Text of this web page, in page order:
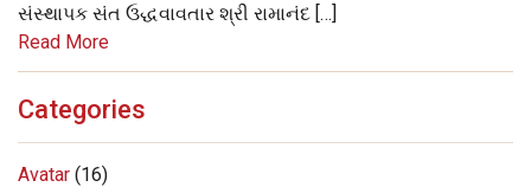
સંસ્થાપક સંત ઉદ્ધવાવતાર શ્રી રામાનંદ […]
Read More
Categories
Avatar (16)